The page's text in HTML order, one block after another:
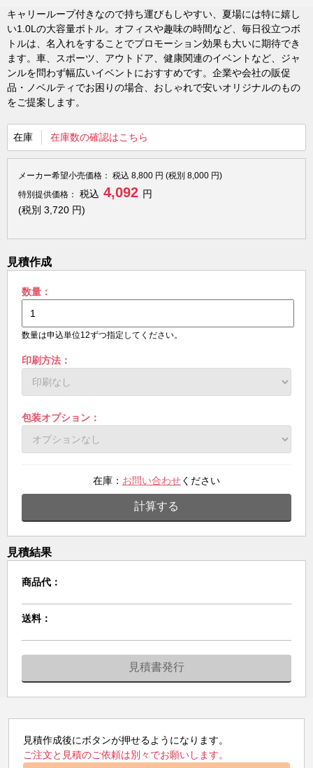
キャリーループ付きなので持ち運びもしやすい、夏場には特に嬉し
い1.0Lの大容量ボトル。オフィスや趣味の時間など、毎日役立つボ
トルは、名入れをすることでプロモーション効果も大いに期待でき
ます。車、スポーツ、アウトドア、健康関連のイベントなど、ジャ
ンルを問わず幅広いイベントにおすすめです。企業や会社の販促
品・ノベルティでお困りの場合、おしゃれで安いオリジナルのもの
をご提案します。
在庫 在庫数の確認はこちら
メーカー希望小売価格： 税込 8,800 円 (税別 8,000 円)
特別提供価格：
税込 4,092 円
(税別 3,720 円)
見積作成
数量：
数量は申込単位12ずつ指定してください。
印刷方法：
包装オプション：
在庫： お問い合わせください
計算する
見積結果
商品代：
送料：
見積書発行
見積作成後にボタンが押せるようになります。
ご注文と見積のご依頼は別々でお願いします。